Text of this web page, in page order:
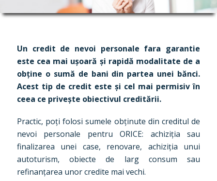
Un credit de nevoi personale fara garantie
este cea mai ușoară și rapidă modalitate de a
obține o sumă de bani din partea unei bănci.
Acest tip de credit este și cel mai permisiv în
ceea ce privește obiectivul creditării.
Practic, poți folosi sumele obținute din creditul de
nevoi personale pentru ORICE: achiziția sau
finalizarea unei case, renovare, achiziția unui
autoturism, obiecte de larg consum sau
refinanțarea unor credite mai vechi.